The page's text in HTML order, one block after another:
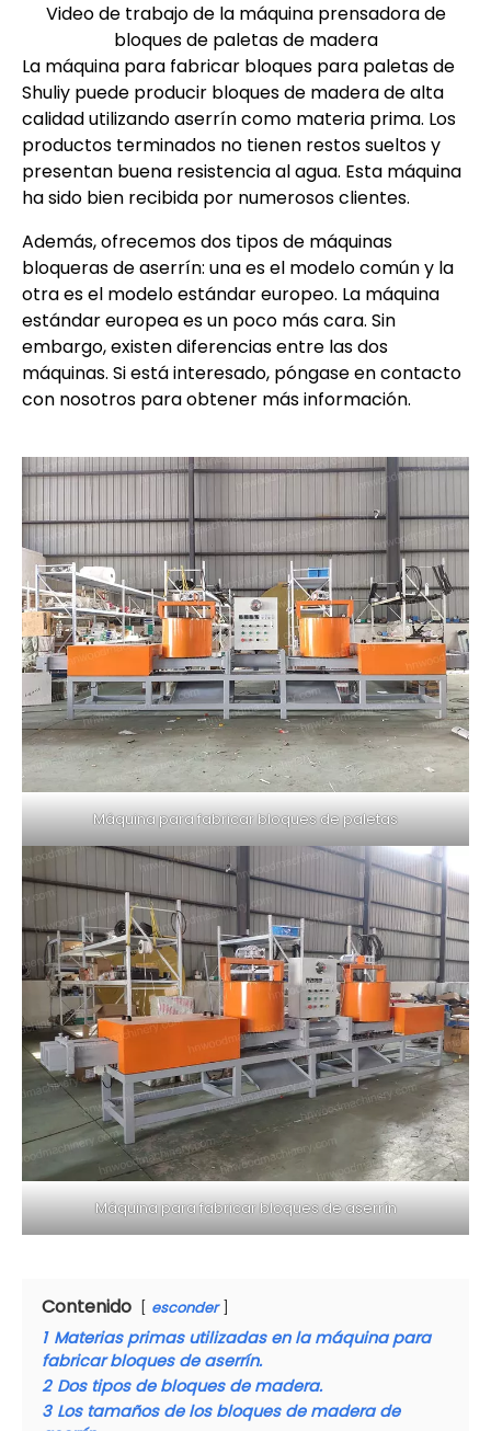
Video de trabajo de la máquina prensadora de
bloques de paletas de madera
La máquina para fabricar bloques para paletas de
Shuliy puede producir bloques de madera de alta
calidad utilizando aserrín como materia prima. Los
productos terminados no tienen restos sueltos y
presentan buena resistencia al agua. Esta máquina
ha sido bien recibida por numerosos clientes.
Además, ofrecemos dos tipos de máquinas
bloqueras de aserrín: una es el modelo común y la
otra es el modelo estándar europeo. La máquina
estándar europea es un poco más cara. Sin
embargo, existen diferencias entre las dos
máquinas. Si está interesado, póngase en contacto
con nosotros para obtener más información.
Máquina para fabricar bloques de paletas
Máquina para fabricar bloques de aserrín
Contenido esconder
1 Materias primas utilizadas en la máquina para
fabricar bloques de aserrín.
2 Dos tipos de bloques de madera.
3 Los tamaños de los bloques de madera de